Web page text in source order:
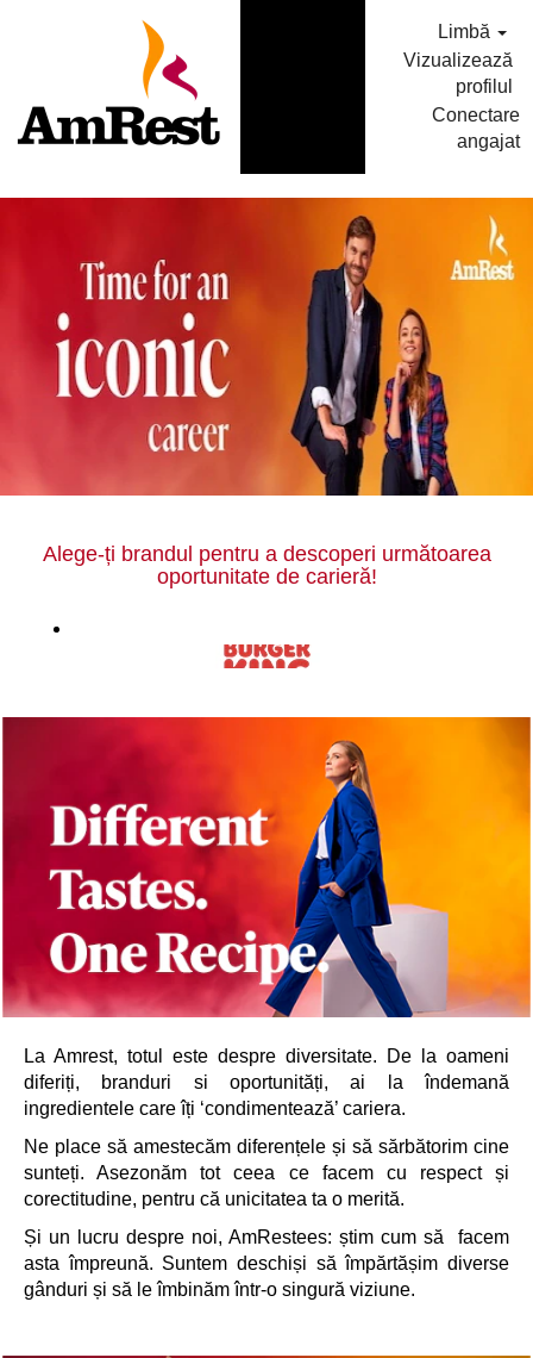
Limbă
Vizualizează
profilul
Conectare
angajat
Alege-ți brandul pentru a descoperi următoarea
oportunitate de carieră!
La Amrest, totul este despre diversitate. De la oameni
diferiți, branduri si oportunități, ai la îndemană
ingredientele care îți ‘condimentează’ cariera.
Ne place să amestecăm diferențele și să sărbătorim cine
sunteți. Asezonăm tot ceea ce facem cu respect și
corectitudine, pentru că unicitatea ta o merită.
Și un lucru despre noi, AmRestees: știm cum să facem
asta împreună. Suntem deschiși să împărtășim diverse
gânduri și să le îmbinăm într-o singură viziune.